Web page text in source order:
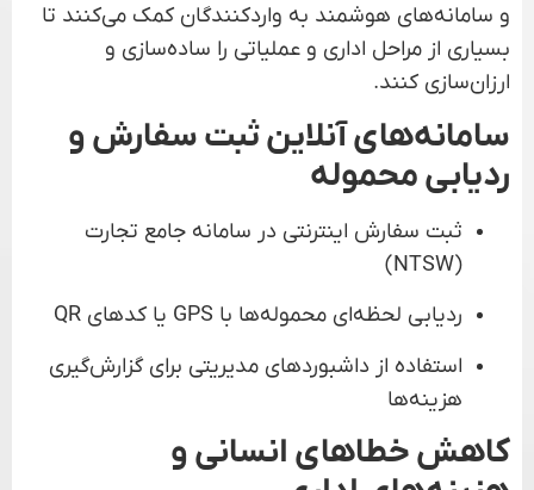
و سامانه‌های هوشمند به واردکنندگان کمک می‌کنند تا
بسیاری از مراحل اداری و عملیاتی را ساده‌سازی و
ارزان‌سازی کنند.
سامانه‌های آنلاین ثبت سفارش و
ردیابی محموله
ثبت سفارش اینترنتی در سامانه جامع تجارت
(NTSW)
ردیابی لحظه‌ای محموله‌ها با GPS یا کدهای QR
استفاده از داشبوردهای مدیریتی برای گزارش‌گیری
هزینه‌ها
کاهش خطاهای انسانی و